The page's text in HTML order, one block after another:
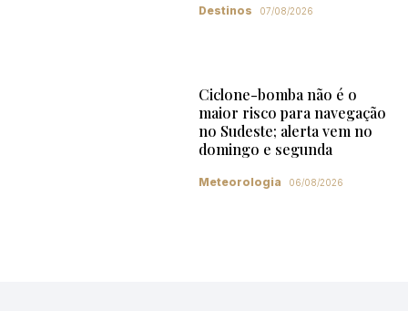
Destinos 07/08/2026
Ciclone-bomba não é o
maior risco para navegação
no Sudeste; alerta vem no
domingo e segunda
Meteorologia 06/08/2026